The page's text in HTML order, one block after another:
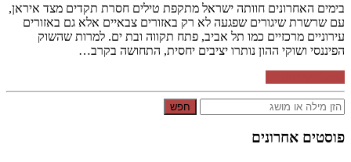
בימים האחרונים חוותה ישראל מתקפת טילים חסרת תקדים מצד איראן,
עם שרשרת שיגורים שפגעה לא רק באזורים צבאיים אלא גם באזורים
עירוניים מרכזיים כמו תל אביב, פתח תקווה ובת ים. למרות שהשוק
הפיננסי ושוקי ההון נותרו יציבים יחסית, התחושה בקרב…
חפש
פוסטים אחרונים